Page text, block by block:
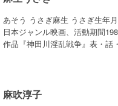
あそう うさぎ麻生 うさぎ生年
日本ジャンル映画、活動期間
作品『神田川淫乱戦争』表・話
麻吹淳子